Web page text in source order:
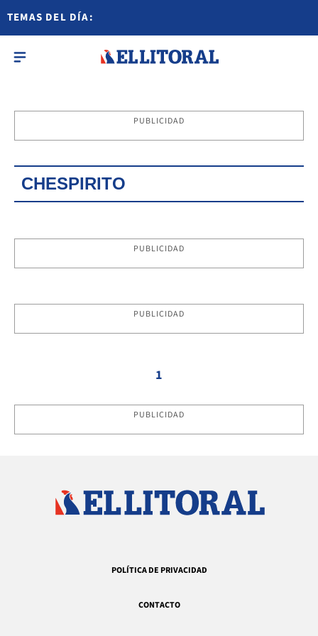
TEMAS DEL DÍA:
PUBLICIDAD
CHESPIRITO
PUBLICIDAD
PUBLICIDAD
1
PUBLICIDAD
POLÍTICA DE PRIVACIDAD
CONTACTO